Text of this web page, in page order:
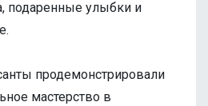
подаренные улыбки и
продемонстрировали
мастерство в